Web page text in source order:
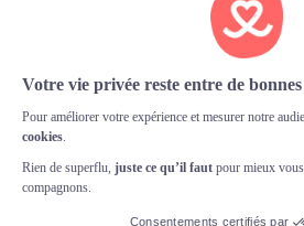
et
également déconseillé : les
restent insuffisantes et
pourraient avoir un effet
précaution, mieux vaut
périodes sensibles.